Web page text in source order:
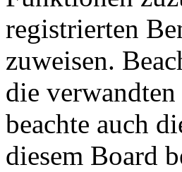
registrierten
zuweisen.
die
beachte auch
diesem Board